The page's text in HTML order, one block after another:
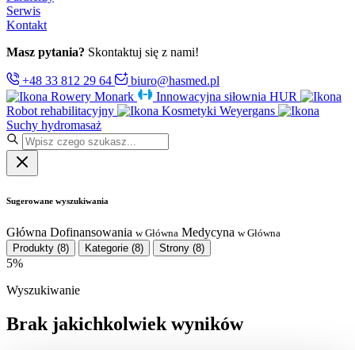
Serwis
Kontakt
Masz pytania? Skontaktuj się z nami!
+48 33 812 29 64
biuro@hasmed.pl
Rowery Monark
Innowacyjna siłownia HUR
Robot rehabilitacyjny
Kosmetyki Weyergans
Suchy hydromasaż
Sugerowane wyszukiwania
Główna Dofinansowania w Główna Medycyna w Główna
Produkty (8) Kategorie (8) Strony (8)
5%
Wyszukiwanie
Brak jakichkolwiek wyników